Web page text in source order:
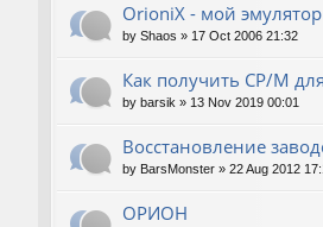
OrioniX - мой
by Shaos » 17 Oct 2006 21:32
Как получить CP/M
by barsik » 13 Nov 2019 00:01
Восстановление
by BarsMonster » 22 Aug 2012
ОРИОН